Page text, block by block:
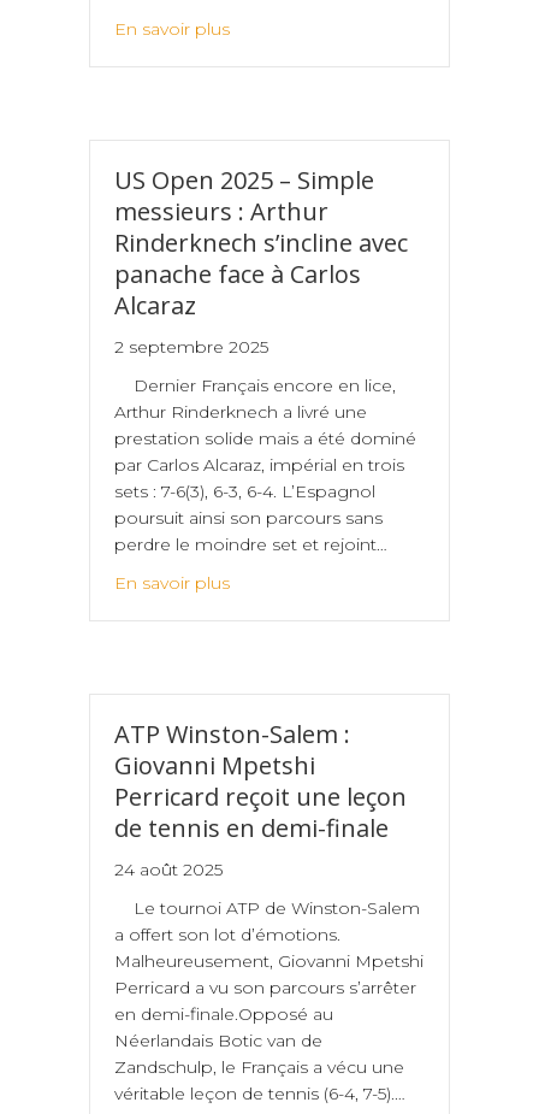
En savoir plus
US Open 2025 – Simple
messieurs : Arthur
Rinderknech s’incline avec
panache face à Carlos
Alcaraz
2 septembre 2025
Dernier Français encore en lice,
Arthur Rinderknech a livré une
prestation solide mais a été dominé
par Carlos Alcaraz, impérial en trois
sets : 7-6(3), 6-3, 6-4. L’Espagnol
poursuit ainsi son parcours sans
perdre le moindre set et rejoint…
En savoir plus
ATP Winston-Salem :
Giovanni Mpetshi
Perricard reçoit une leçon
de tennis en demi-finale
24 août 2025
Le tournoi ATP de Winston-Salem
a offert son lot d’émotions.
Malheureusement, Giovanni Mpetshi
Perricard a vu son parcours s’arrêter
en demi-finale.Opposé au
Néerlandais Botic van de
Zandschulp, le Français a vécu une
véritable leçon de tennis (6-4, 7-5).…